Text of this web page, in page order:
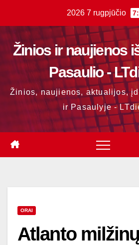
content
2026 7 rugpjūčio
Žinios ir naujienos
Pasaulio -
Žinios, naujienos, aktualijos,
ir Pasaulyje -
ORAI
Atlanto milžinų